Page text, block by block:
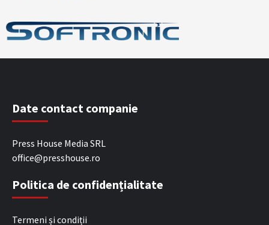
Date contact companie
Press House Media SRL
office@presshouse.ro
Politica de confidențialitate
Termeni și condiții